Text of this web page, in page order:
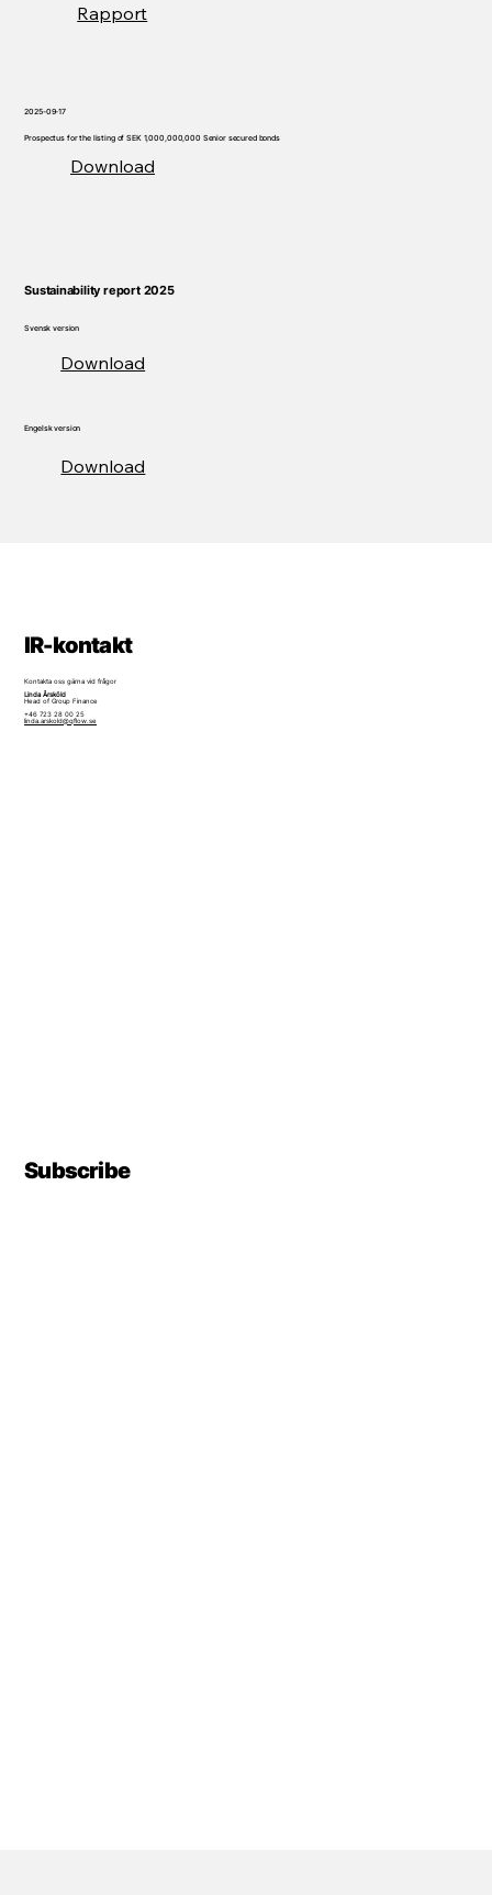
Rapport
2025-09-17
Prospectus for the listing of SEK 1,000,000,000 Senior secured bonds
Download
Sustainability report 2025
Svensk version
Download
Engelsk version
Download
IR-kontakt
Kontakta oss gärna vid frågor
Linda Årsköld
Head of Group Finance
+46 723 28 00 25
linda.arskold@qflow.se
Subscribe